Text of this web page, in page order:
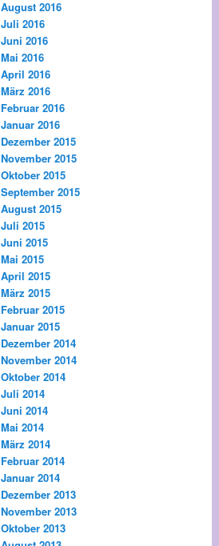
August 2016
Juli 2016
Juni 2016
Mai 2016
April 2016
März 2016
Februar 2016
Januar 2016
Dezember 2015
November 2015
Oktober 2015
September 2015
August 2015
Juli 2015
Juni 2015
Mai 2015
April 2015
März 2015
Februar 2015
Januar 2015
Dezember 2014
November 2014
Oktober 2014
Juli 2014
Juni 2014
Mai 2014
März 2014
Februar 2014
Januar 2014
Dezember 2013
November 2013
Oktober 2013